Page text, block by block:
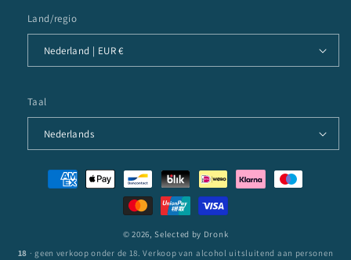
Land/regio
Nederland | EUR €
Taal
Nederlands
Betaalmethoden
© 2026, Selected by Dronk
18 · geen verkoop onder de 18. Verkoop van alcohol uitsluitend aan personen